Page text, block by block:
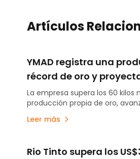
Artículos
YMAD registra una
récord de oro y
inversiones en
La empresa supera los 60 kilos
producción propia de oro,
exploratorios y analiza
para fortalecer su desarrollo
Leer más
Rio Tinto supera los